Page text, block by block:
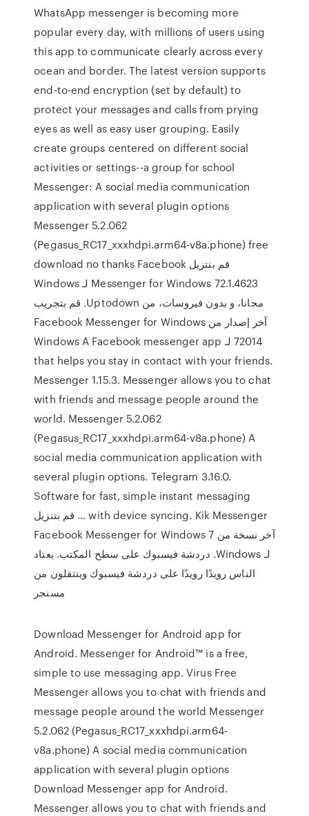
WhatsApp messenger is becoming more
popular every day, with millions of users using
this app to communicate clearly across every
ocean and border. The latest version supports
end-to-end encryption (set by default) to
protect your messages and calls from prying
eyes as well as easy user grouping. Easily
create groups centered on different social
activities or settings--a group for school
Messenger: A social media communication
application with several plugin options
Messenger 5.2.062
(Pegasus_RC17_xxxhdpi.arm64-v8a.phone) free
download no thanks ‫قم بنتزيل Facebook
Messenger for Windows 72.1.4623 لـ Windows
مجانا، و بدون فيروسات، من Uptodown. قم بتجريب
آخر إصدار من Facebook Messenger for Windows
72014 لـ Windows A Facebook messenger app
that helps you stay in contact with your friends.
Messenger 1.15.3. Messenger allows you to chat
with friends and message people around the
world. Messenger 5.2.062
(Pegasus_RC17_xxxhdpi.arm64-v8a.phone) A
social media communication application with
several plugin options. Telegram 3.16.0.
Software for fast, simple instant messaging
with device syncing. Kik Messenger … قم بتنزيل
آخر نسخة من Facebook Messenger for Windows 7
لـ Windows. دردشة فيسبوك على سطح المكتب. يعتاد
الناس رويدًا رويدًا على دردشة فيسبوك وينتقلون من
مسنجر
Download Messenger for Android app for
Android. Messenger for Android™ is a free,
simple to use messaging app. Virus Free
Messenger allows you to chat with friends and
message people around the world Messenger
5.2.062 (Pegasus_RC17_xxxhdpi.arm64-
v8a.phone) A social media communication
application with several plugin options
Download Messenger app for Android.
Messenger allows you to chat with friends and